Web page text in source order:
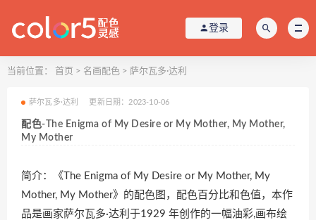
登录
当前位置： 首页 > 名画配色 > 萨尔瓦多·达利
萨尔瓦多·达利 更新日期：2023-10-06
配色-The Enigma of My Desire or My Mother, My Mother,
My Mother
简介：《The Enigma of My Desire or My Mother, My
Mother, My Mother》的配色图，配色百分比和色值，本作
品是画家萨尔瓦多·达利于1929 年创作的一幅油彩,画布绘